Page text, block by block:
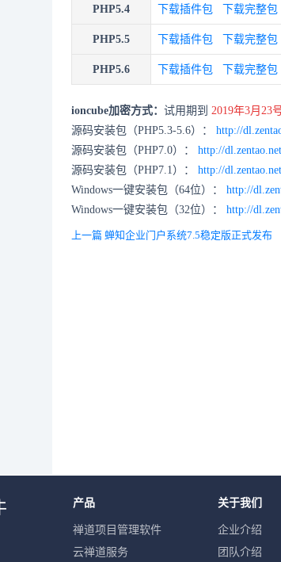
PHP5.4 下载插件包 下载完整包
PHP5.5 下载插件包 下载完整包
PHP5.6 下载插件包 下载完整包
ioncube加密方式： 试用期到 2019年3月23
源码安装包（PHP5.3-5.6）： http://
源码安装包（PHP7.0）： http://
源码安装包（PHP7.1）： http://
Windows一键安装包（64位）： http://
Windows一键安装包（32位）： http://
上一篇 蝉知企业门户系统7.5稳定版正式发布
产品
禅道项目管理软件
云禅道服务
关于我们
企业介绍
团队介绍